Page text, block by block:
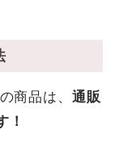
商品は、 通販
！